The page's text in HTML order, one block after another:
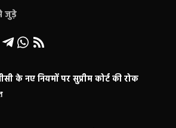
जुड़े
के नए नियमों पर सुप्रीम कोर्ट की रोक